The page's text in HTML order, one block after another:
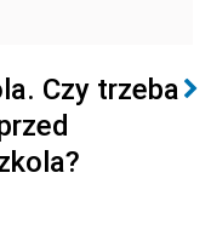
Czy trzeba